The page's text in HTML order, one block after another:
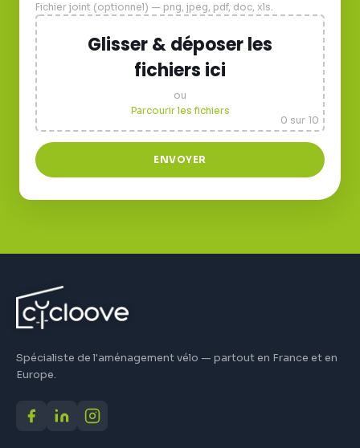
Fichier joint (optionnel) — png, jpeg, pdf, doc, xls.
Glisser & déposer les
fichiers ici
ou
Parcourir les fichiers
0 sur 10
Spécialiste de l'aménagement vélo — partout en France et en
Europe.